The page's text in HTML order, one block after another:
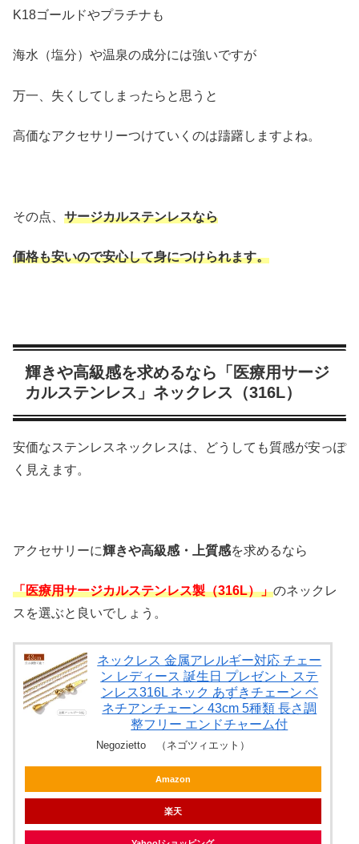
K18ゴールドやプラチナも
海水（塩分）や温泉の成分には強いですが
万一、失くしてしまったらと思うと
高価なアクセサリーつけていくのは躊躇しますよね。
その点、 サージカルステンレスなら
価格も安いので安心して身につけられます。
輝きや高級感を求めるなら「医療用サージ
カルステンレス」ネックレス（316L）
安価なステンレスネックレスは、どうしても質感が安っぽ
く見えます。
アクセサリーに輝きや高級感・上質感を求めるなら
「医療用サージカルステンレス製（316L）」のネックレ
スを選ぶと良いでしょう。
ネックレス 金属アレルギー対応 チェー
ン レディース 誕生日 プレゼント ステ
ンレス316L ネック あずきチェーン ベ
ネチアンチェーン 43cm 5種類 長さ調
整フリー エンドチャーム付
Negozietto （ネゴツィエット）
Amazon
楽天